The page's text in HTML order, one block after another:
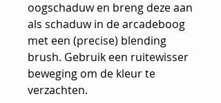
oogschaduw en breng deze aan
als schaduw in de arcadeboog
met een (precise) blending
brush. Gebruik een ruitewisser
beweging om de kleur te
verzachten.